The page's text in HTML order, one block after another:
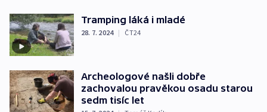
Tramping láká i mladé
28. 7. 2024 | ČT24
Archeologové našli dobře
zachovalou pravěkou osadu starou
sedm tisíc let